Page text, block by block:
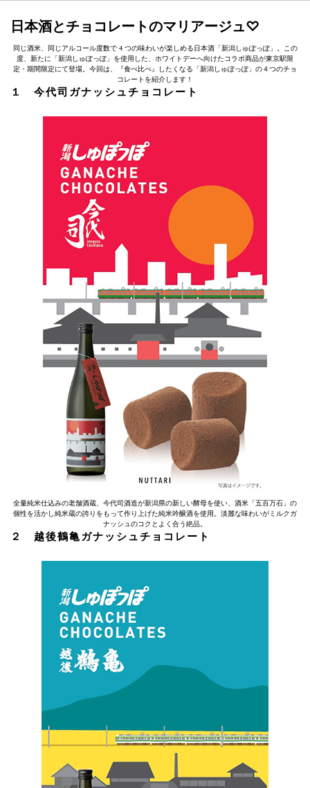
日本酒とチョコレートのマリアージュ♡
同じ酒米、同じアルコール度数で 4 つの味わいが楽しめる日本酒「新潟しゅぽっぽ」。この
度、新たに「新潟しゅぽっぽ」を使用した、ホワイトデーへ向けたコラボ商品が東京駅限
定・期間限定にて登場。今回は、『食べ比べ』したくなる「新潟しゅぽっぽ」の４つのチョ
コレートを紹介します！
１ 今代司ガナッシュチョコレート
全量純米仕込みの老舗酒蔵、今代司酒造が新潟県の新しい酵母を使い、酒米「五百万石」の
個性を活かし純米蔵の誇りをもって作り上げた純米吟醸酒を使用。淡麗な味わいがミルクガ
ナッシュのコクとよく合う絶品。
２ 越後鶴亀ガナッシュチョコレート